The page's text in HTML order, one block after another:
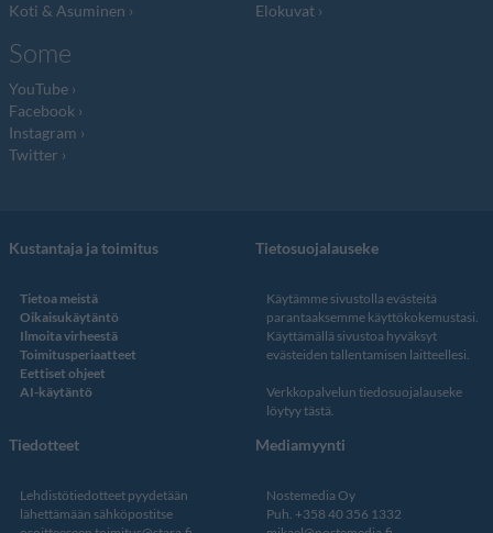
Koti & Asuminen
Elokuvat
Some
YouTube
Facebook
Instagram
Twitter
Kustantaja ja toimitus
Tietoa meistä
Oikaisukäytäntö
Ilmoita virheestä
Toimitusperiaatteet
Eettiset ohjeet
AI-käytäntö
Tietosuojalauseke
Käytämme sivustolla evästeitä
parantaaksemme käyttökokemustasi.
Käyttämällä sivustoa hyväksyt
evästeiden tallentamisen laitteellesi.
Verkkopalvelun tiedosuojalauseke
löytyy tästä.
Tiedotteet
Lehdistötiedotteet pyydetään
lähettämään sähköpostitse
Mediamyynti
Nostemedia Oy
Puh. +358 40 356 1332